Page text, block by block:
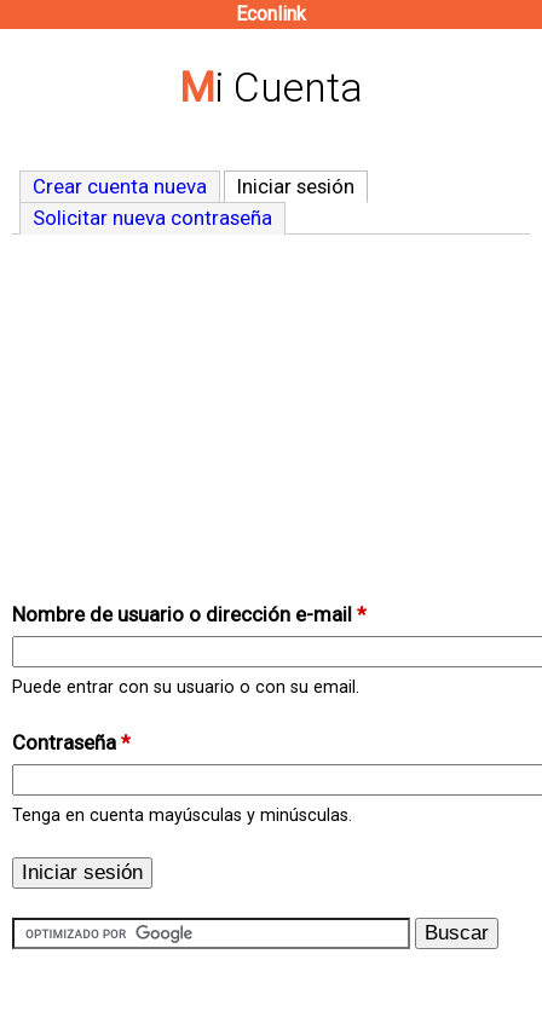
contenido
Econlink
Mi Cuenta
Crear cuenta nueva Iniciar sesión
Solicitar nueva contraseña
Nombre de usuario o dirección e-mail *
Puede entrar con su usuario o con su email.
Contraseña *
Tenga en cuenta mayúsculas y minúsculas.